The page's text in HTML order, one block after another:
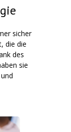
sicher
die die
des
sie